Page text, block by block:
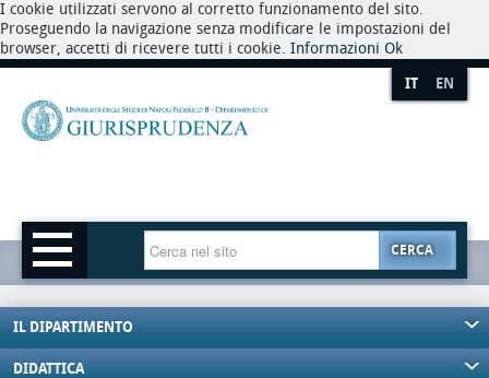
I cookie utilizzati servono al corretto funzionamento del sito.
Proseguendo la navigazione senza modificare le impostazioni del
browser, accetti di ricevere tutti i cookie. Informazioni Ok
IT EN
CERCA
IL DIPARTIMENTO
DIDATTICA